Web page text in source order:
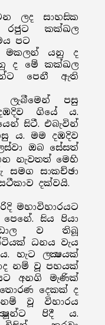
ලද සාහසික
රජුට කක්ඛල
පට
මකලන් යනු ද
ද මේ කක්ඛල
පෙනී ඇති
පසු
ගියේ ය.
සිටී. එබැවින්
ය. මම දඹදිව
ඔබ සේසත්
නැවතත් මෙහි
සාකච්ඡා
දක්වයි.
මහාවිහාරයට
සිය පියා
ව තිබූ
ධනය වැය
හැට ලක්‍ෂයක්
නම් වූ පහයක්
අනගි මැණික්
දෙකක් ද
වූ විහාරය
පිදී ය.